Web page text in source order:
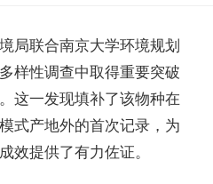
联合南京大学环境规划
样性调查中取得重要突破
这一发现填补了该物种在
式产地外的首次记录，为
效提供了有力佐证。